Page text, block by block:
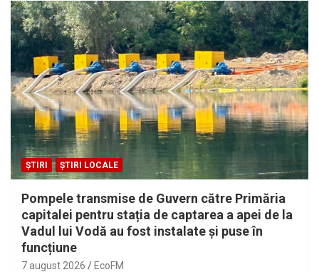
ȘTIRI ȘTIRI LOCALE
Pompele transmise de Guvern către Primăria
capitalei pentru stația de captarea a apei de la
Vadul lui Vodă au fost instalate și puse în
funcțiune
7 august 2026 EcoFM